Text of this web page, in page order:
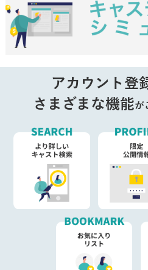
アカウント登
さまざまな機能が